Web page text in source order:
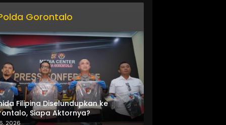
Gorontalo
Filipina Diselundupkan ke
Siapa Aktornya?
2026